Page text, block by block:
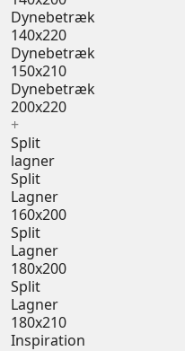
Dynebetræk
140x220
Dynebetræk
150x210
Dynebetræk
200x220
+
Split
lagner
Split
Lagner
160x200
Split
Lagner
180x200
Split
Lagner
180x210
Inspiration